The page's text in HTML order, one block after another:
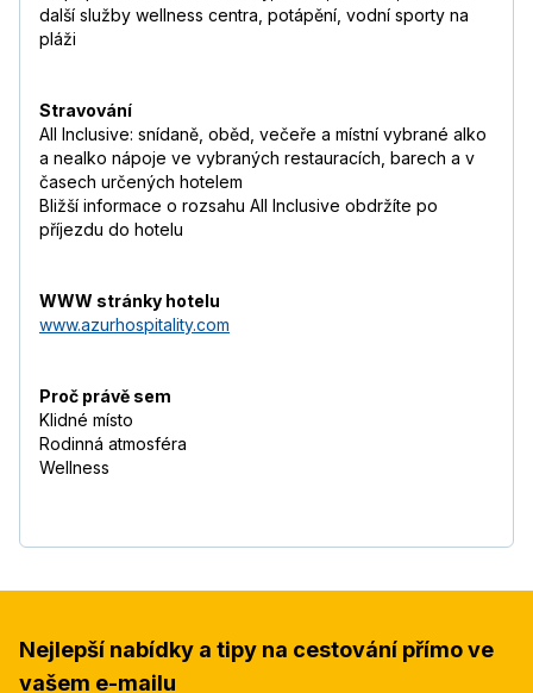
další služby wellness centra, potápění, vodní sporty na
pláži
Stravování
All Inclusive: snídaně, oběd, večeře a místní vybrané alko
a nealko nápoje ve vybraných restauracích, barech a v
časech určených hotelem
Bližší informace o rozsahu All Inclusive obdržíte po
příjezdu do hotelu
WWW stránky hotelu
www.azurhospitality.com
Proč právě sem
Klidné místo
Rodinná atmosféra
Wellness
Nejlepší nabídky a tipy na cestování přímo ve
vašem e-mailu